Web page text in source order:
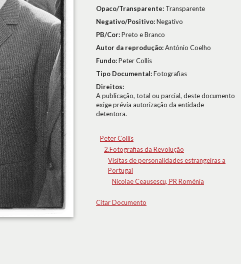
Opaco/Transparente: Transparente
Negativo/Positivo:Negativo
PB/Cor:Preto e Branco
Autor da reprodução:António Coelho
Fundo:Peter Collis
Tipo Documental:Fotografias
Direitos:
A publicação, total ou parcial, deste documento
exige prévia autorização da entidade
detentora.
Peter Collis
2.Fotografias da Revolução
Visitas de personalidades estrangeiras a
Portugal
Nicolae Ceausescu, PR Roménia
Citar Documento